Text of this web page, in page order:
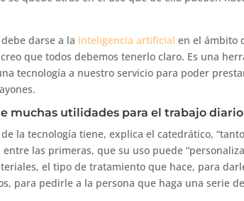
darse a la inteligencia artificial en el ámbito
que todos debemos tenerlo claro. Es una
tecnología a nuestro servicio para poder
muchas utilidades para el trabajo
la tecnología tiene, explica el catedrático,
entre las primeras, que su uso puede
el tipo de tratamiento que hace, para
para pedirle a la persona que haga una serie